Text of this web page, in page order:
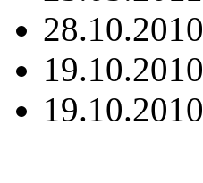
28.10.2010
19.10.2010
19.10.2010